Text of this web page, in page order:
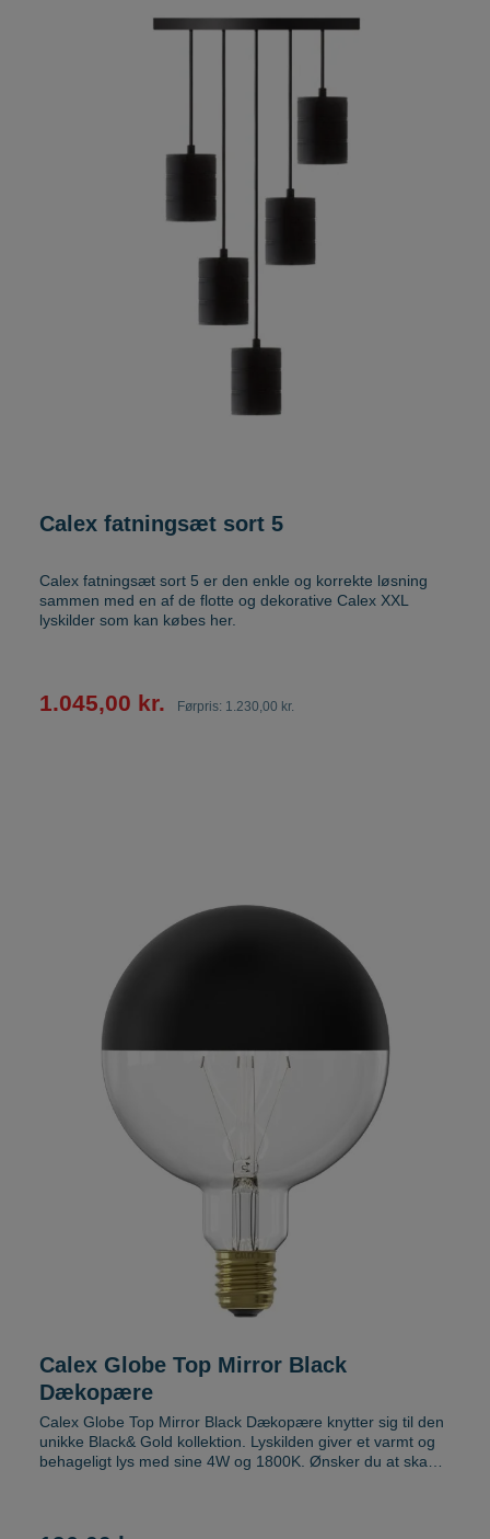
Calex fatningsæt sort 5
Calex fatningsæt sort 5 er den enkle og korrekte løsning
sammen med en af de flotte og dekorative Calex XXL
lyskilder som kan købes her.
1.045,00 kr. Førpris: 1.230,00 kr.
Calex Globe Top Mirror Black
Dækopære
Calex Globe Top Mirror Black Dækopære knytter sig til den
unikke Black& Gold kollektion. Lyskilden giver et varmt og
behageligt lys med sine 4W og 1800K. Ønsker du at skabe